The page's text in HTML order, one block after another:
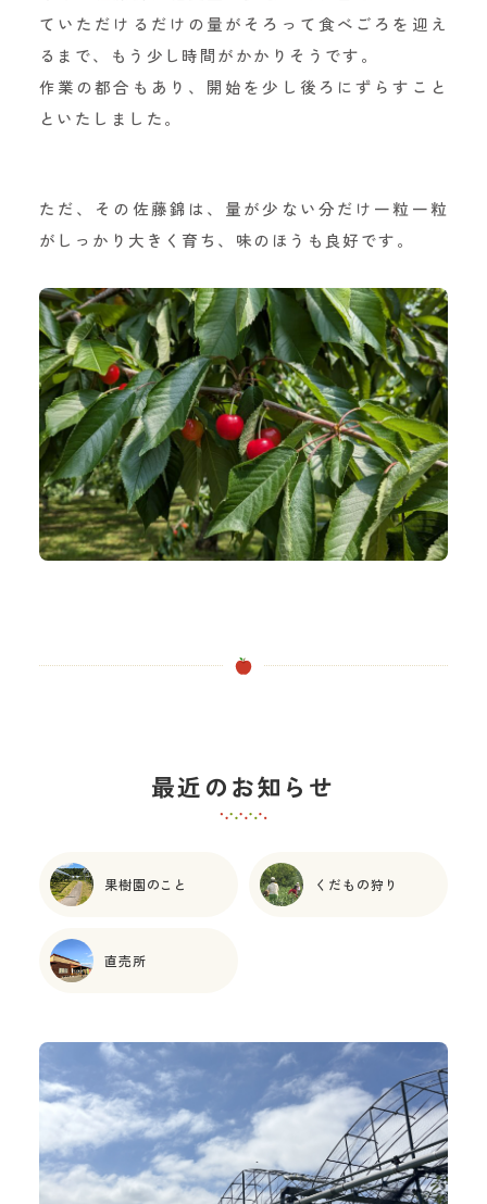
ていただけるだけの量がそろって食べごろを迎え
るまで、もう少し時間がかかりそうです。
作業の都合もあり、開始を少し後ろにずらすこと
といたしました。
ただ、その佐藤錦は、量が少ない分だけ一粒一粒
がしっかり大きく育ち、味のほうも良好です。
最近のお知らせ
果樹園のこと くだもの狩り
直売所